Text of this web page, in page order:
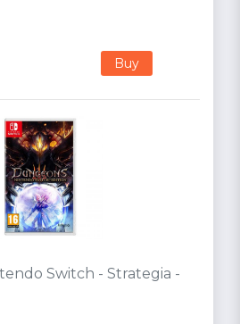
Buy
Switch - Strategia -